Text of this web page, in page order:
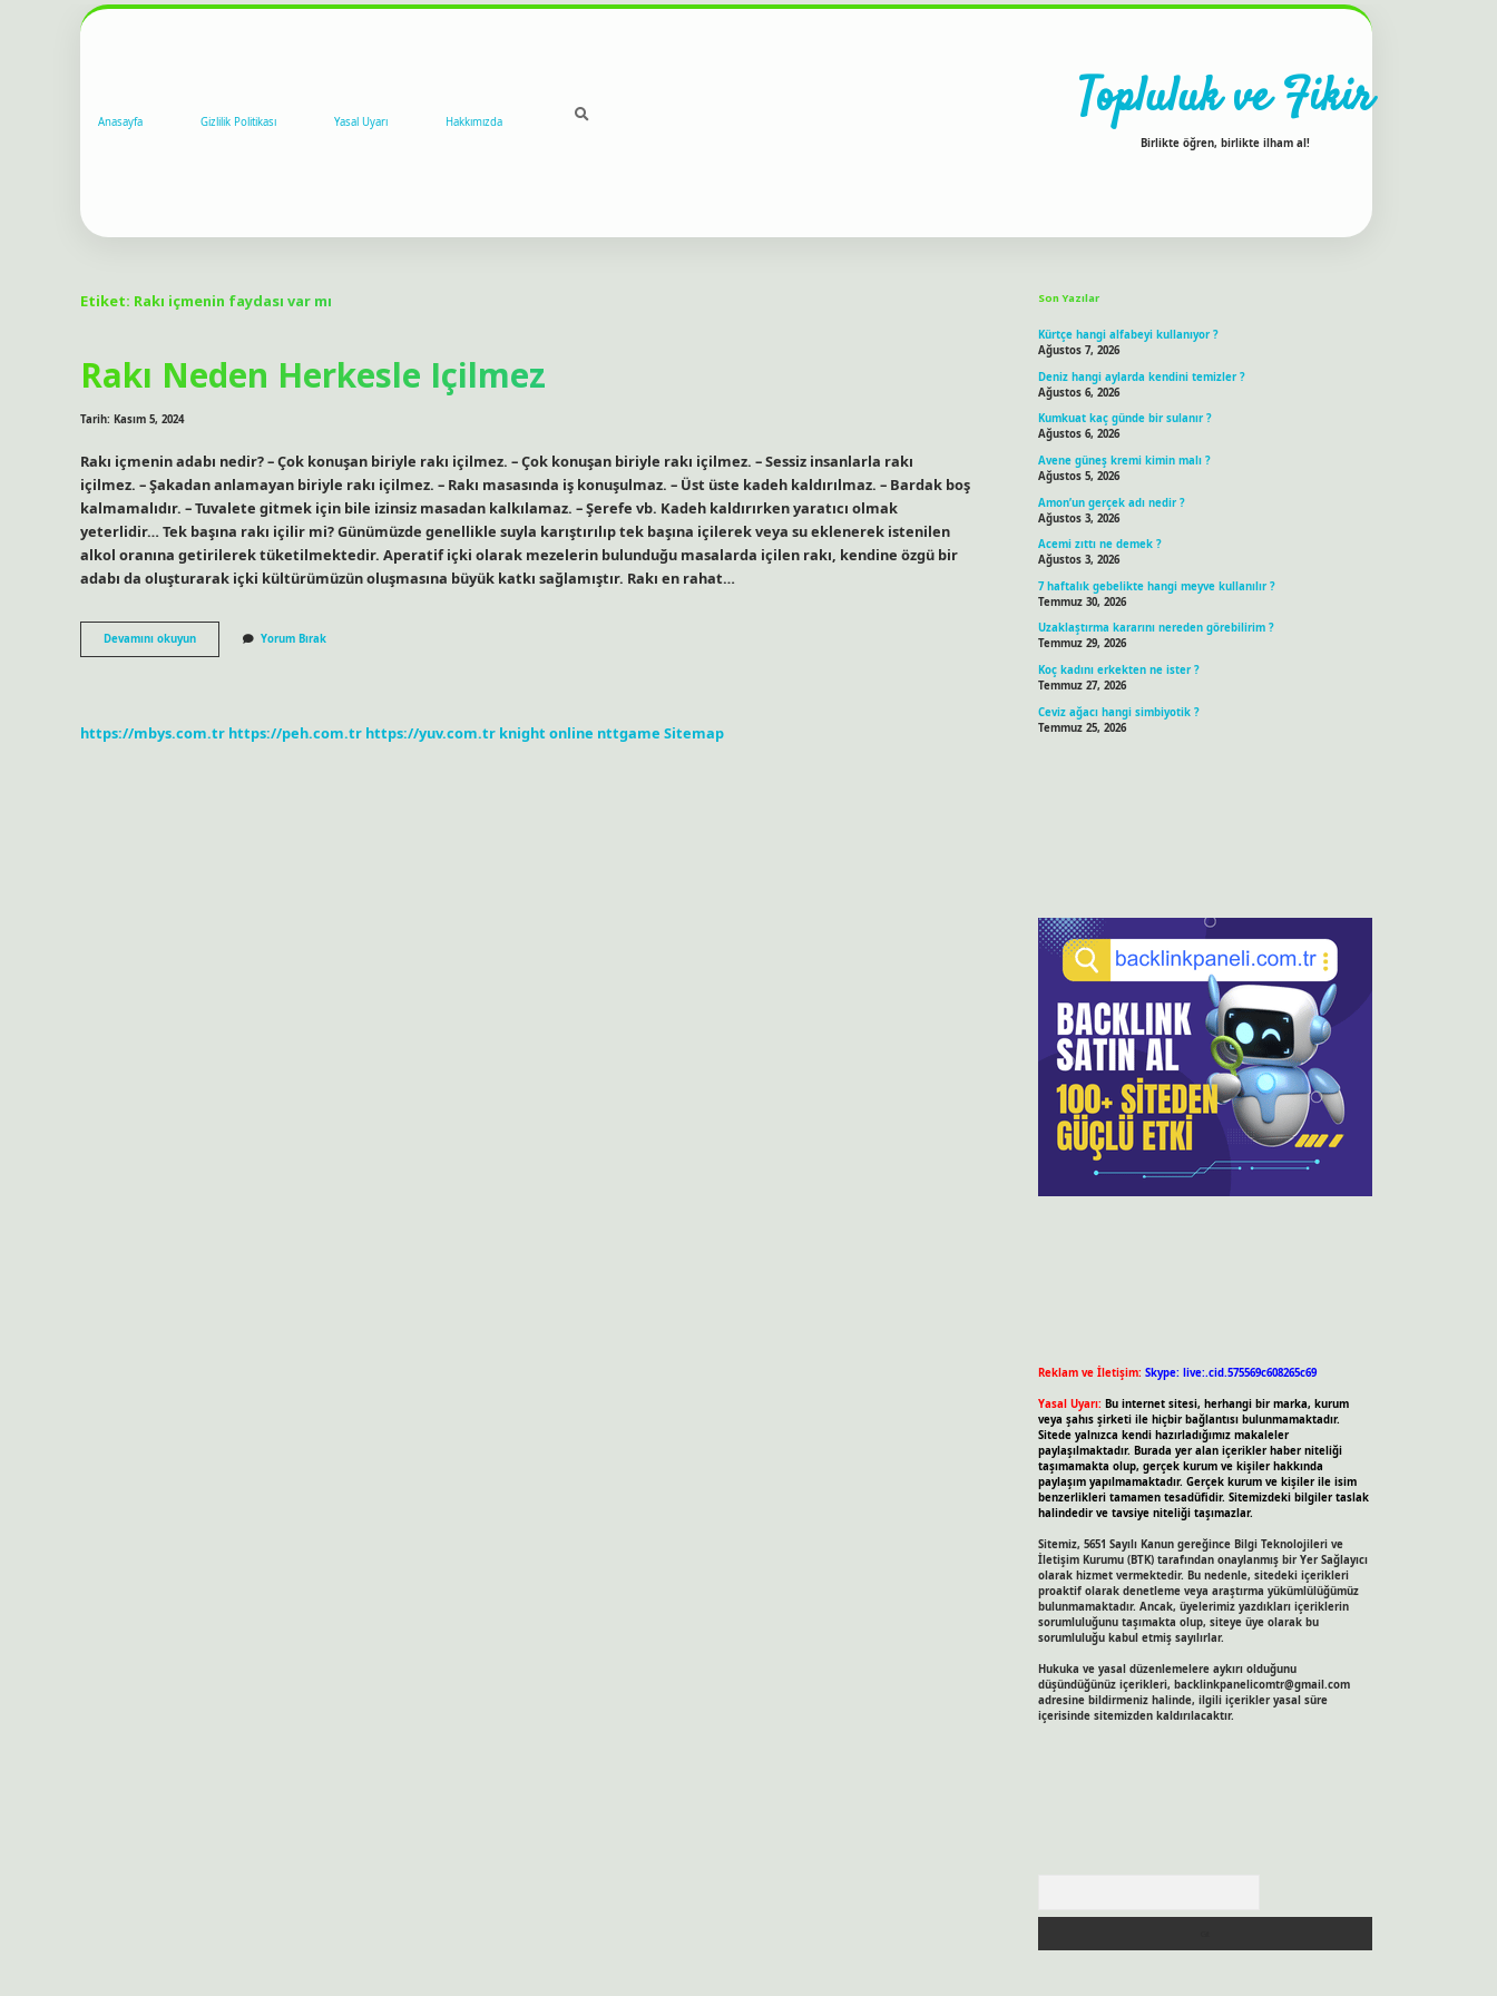
Anasayfa Gizlilik Politikası Yasal Uyarı Hakkımızda Topluluk ve Fikir
Birlikte öğren, birlikte ilham al!
Etiket: Rakı içmenin faydası var mı
Rakı Neden Herkesle Içilmez
Tarih: Kasım 5, 2024
Rakı içmenin adabı nedir? – Çok konuşan biriyle rakı içilmez. – Çok konuşan biriyle rakı içilmez. – Sessiz insanlarla rakı
içilmez. – Şakadan anlamayan biriyle rakı içilmez. – Rakı masasında iş konuşulmaz. – Üst üste kadeh kaldırılmaz. – Bardak boş
kalmamalıdır. – Tuvalete gitmek için bile izinsiz masadan kalkılamaz. – Şerefe vb. Kadeh kaldırırken yaratıcı olmak
yeterlidir… Tek başına rakı içilir mi? Günümüzde genellikle suyla karıştırılıp tek başına içilerek veya su eklenerek istenilen
alkol oranına getirilerek tüketilmektedir. Aperatif içki olarak mezelerin bulunduğu masalarda içilen rakı, kendine özgü bir
adabı da oluşturarak içki kültürümüzün oluşmasına büyük katkı sağlamıştır. Rakı en rahat…
Devamını okuyunRakı
Neden
Yorum Bırak
https://mbys.com.tr https://peh.com.tr https://yuv.com.tr knight online nttgame Sitemap
Son Yazılar
Kürtçe hangi alfabeyi kullanıyor ?
Ağustos 7, 2026
Deniz hangi aylarda kendini temizler ?
Ağustos 6, 2026
Kumkuat kaç günde bir sulanır ?
Ağustos 6, 2026
Avene güneş kremi kimin malı ?
Ağustos 5, 2026
Amon’un gerçek adı nedir ?
Ağustos 3, 2026
Acemi zıttı ne demek ?
Ağustos 3, 2026
7 haftalık gebelikte hangi meyve kullanılır ?
Temmuz 30, 2026
Uzaklaştırma kararını nereden görebilirim ?
Temmuz 29, 2026
Koç kadını erkekten ne ister ?
Temmuz 27, 2026
Ceviz ağacı hangi simbiyotik ?
Temmuz 25, 2026
Reklam ve İletişim: Skype: live:.cid.575569c608265c69
Yasal Uyarı: Bu internet sitesi, herhangi bir marka, kurum
veya şahıs şirketi ile hiçbir bağlantısı bulunmamaktadır.
Sitede yalnızca kendi hazırladığımız makaleler
paylaşılmaktadır. Burada yer alan içerikler haber niteliği
taşımamakta olup, gerçek kurum ve kişiler hakkında
paylaşım yapılmamaktadır. Gerçek kurum ve kişiler ile isim
benzerlikleri tamamen tesadüfidir. Sitemizdeki bilgiler taslak
halindedir ve tavsiye niteliği taşımazlar.
Sitemiz, 5651 Sayılı Kanun gereğince Bilgi Teknolojileri ve
İletişim Kurumu (BTK) tarafından onaylanmış bir Yer Sağlayıcı
olarak hizmet vermektedir. Bu nedenle, sitedeki içerikleri
proaktif olarak denetleme veya araştırma yükümlülüğümüz
bulunmamaktadır. Ancak, üyelerimiz yazdıkları içeriklerin
sorumluluğunu taşımakta olup, siteye üye olarak bu
sorumluluğu kabul etmiş sayılırlar.
Hukuka ve yasal düzenlemelere aykırı olduğunu
düşündüğünüz içerikleri, backlinkpanelicomtr@gmail.com
adresine bildirmeniz halinde, ilgili içerikler yasal süre
içerisinde sitemizden kaldırılacaktır.